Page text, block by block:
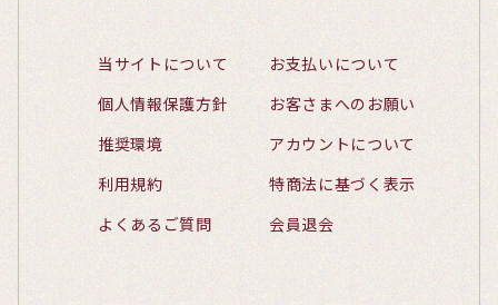
当サイトについて
お支払いについて
個人情報保護方針
お客さまへのお願い
推奨環境
アカウントについて
利用規約
特商法に基づく表示
よくあるご質問
会員退会